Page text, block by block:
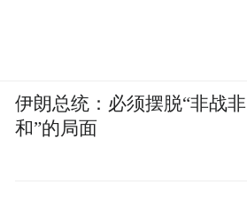
伊朗总统：必须摆脱“非战非
和”的局面